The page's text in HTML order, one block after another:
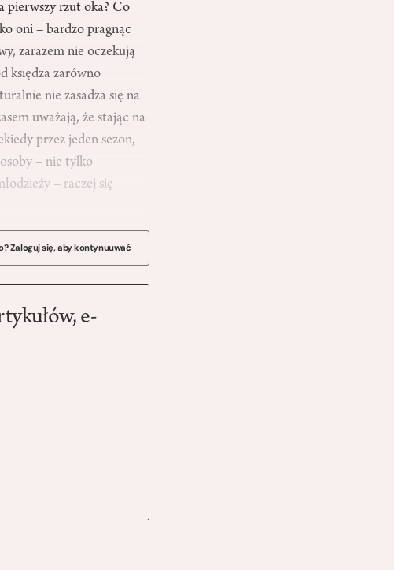
pierwszy rzut oka? Co
oni – bardzo pragnąc
zarazem nie oczekują
księdza zarówno
nie zasadza się na
uważają, że stając na
przez jeden sezon,
– nie tylko
– raczej się
Zaloguj się, aby kontynuuwać
e-